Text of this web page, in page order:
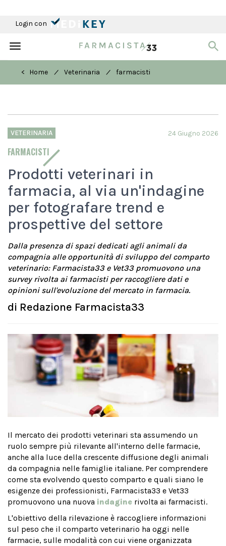
Login con
Toggle
< Home
/ Veterinaria / farmacisti
VETERINARIA
FARMACISTI
24 Giugno 2026
Prodotti veterinari in
farmacia, al via un'indagine
per fotografare trend e
prospettive del settore
Dalla presenza di spazi dedicati agli animali da
compagnia alle opportunità di sviluppo del comparto
veterinario: Farmacista33 e Vet33 promuovono una
survey rivolta ai farmacisti per raccogliere dati e
opinioni sull'evoluzione del mercato in farmacia.
di Redazione Farmacista33
Il mercato dei prodotti veterinari sta assumendo un
ruolo sempre più rilevante all'interno delle farmacie,
anche alla luce della crescente diffusione degli animali
da compagnia nelle famiglie italiane. Per comprendere
come sta evolvendo questo comparto e quali siano le
esigenze dei professionisti, Farmacista33 e Vet33
promuovono una nuova indagine rivolta ai farmacisti.
L'obiettivo della rilevazione è raccogliere informazioni
sul peso che il comparto veterinario ha oggi nelle
farmacie, sulle modalità con cui viene organizzata